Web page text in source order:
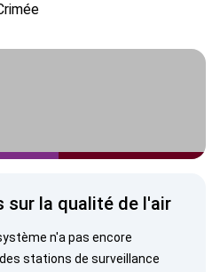
sur la qualité de l'air
n'a pas encore
stations de surveillance